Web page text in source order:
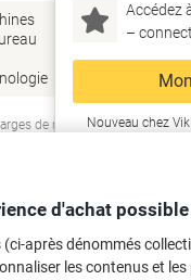
Accédez
–
Nouveau chez
Encres
&
de notes Cahiers et
en
d'achat possible
après dénommés
les contenus et les